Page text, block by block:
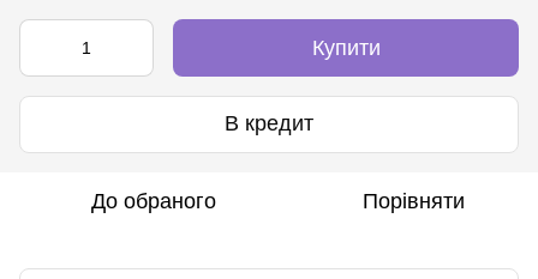
Купити
В кредит
До обраного Порівняти